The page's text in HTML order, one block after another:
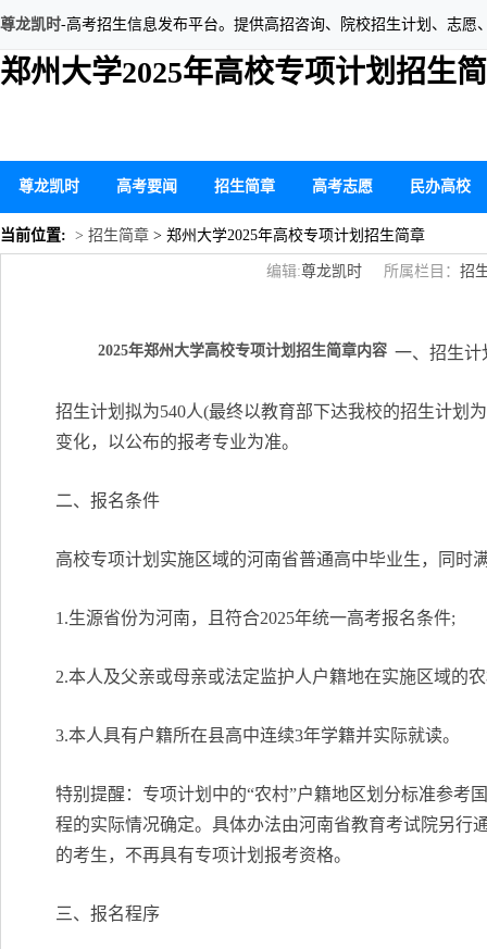
尊龙凯时-高考招生信息发布平台。提供高招咨询、院校招生计划、志愿
郑州大学2025年高校专项计划招生
尊龙凯时 高考要闻 招生简章 高考志愿 民办高校
当前位置: > 招生简章 > 郑州大学2025年高校专项计划招生简章
编辑:尊龙凯时 所属栏目： 招
2025年郑州大学高校专项计划招生简章内容 一、招生计
招生计划拟为540人(最终以教育部下达我校的招生计划
变化，以公布的报考专业为准。
二、报名条件
高校专项计划实施区域的河南省普通高中毕业生，同时
1.生源省份为河南，且符合2025年统一高考报名条件;
2.本人及父亲或母亲或法定监护人户籍地在实施区域的
3.本人具有户籍所在县高中连续3年学籍并实际就读。
特别提醒：专项计划中的“农村”户籍地区划分标准参考
程的实际情况确定。具体办法由河南省教育考试院另行
的考生，不再具有专项计划报考资格。
三、报名程序